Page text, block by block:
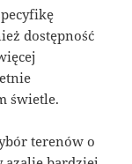
dostępność
świetle.
terenów o